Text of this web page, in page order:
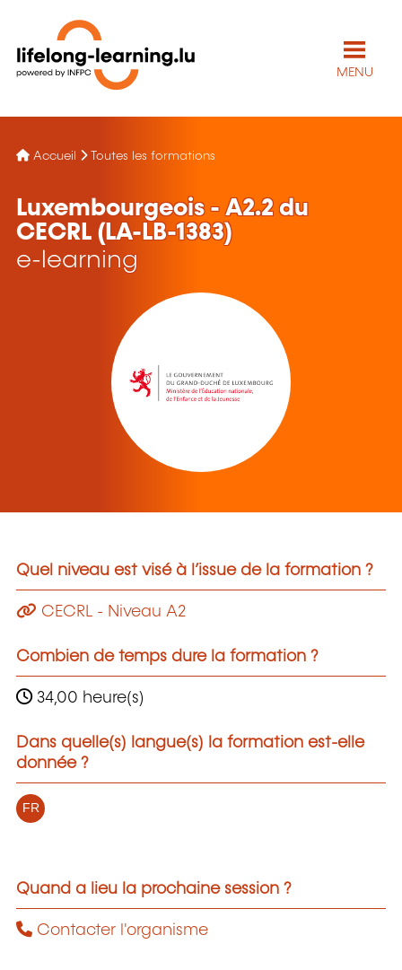
MENU
Accueil Toutes les formations
Luxembourgeois - A2.2 du
CECRL (LA-LB-1383)
e-learning
Quel niveau est visé à l’issue de la formation ?
CECRL - Niveau A2
Combien de temps dure la formation ?
34,00 heure(s)
Dans quelle(s) langue(s) la formation est-elle
donnée ?
FR
Quand a lieu la prochaine session ?
Contacter l'organisme